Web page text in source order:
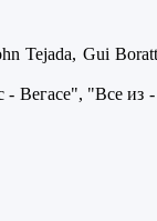
Tejada, Gui
Вегасе", "Все из